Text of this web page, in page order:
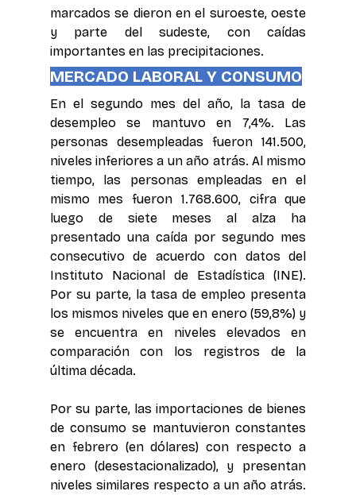
marcados se dieron en el suroeste, oeste
y parte del sudeste, con caídas
importantes en las precipitaciones.
MERCADO LABORAL Y CONSUMO
En el segundo mes del año, la tasa de
desempleo se mantuvo en 7,4%. Las
personas desempleadas fueron 141.500,
niveles inferiores a un año atrás. Al mismo
tiempo, las personas empleadas en el
mismo mes fueron 1.768.600, cifra que
luego de siete meses al alza ha
presentado una caída por segundo mes
consecutivo de acuerdo con datos del
Instituto Nacional de Estadística (INE).
Por su parte, la tasa de empleo presenta
los mismos niveles que en enero (59,8%) y
se encuentra en niveles elevados en
comparación con los registros de la
última década.
Por su parte, las importaciones de bienes
de consumo se mantuvieron constantes
en febrero (en dólares) con respecto a
enero (desestacionalizado), y presentan
niveles similares respecto a un año atrás.